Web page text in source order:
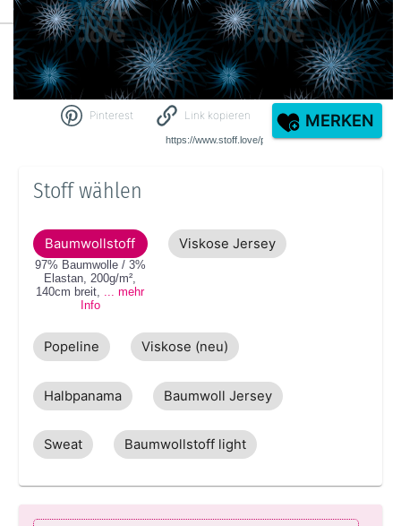
Pinterest Link kopieren MERKEN
Stoff wählen
Baumwollstoff
97% Baumwolle / 3%
Elastan 200g/m²
140cm breit
... mehr
Info
Viskose Jersey
Popeline Viskose (neu)
Halbpanama Baumwoll Jersey
Sweat Baumwollstoff light